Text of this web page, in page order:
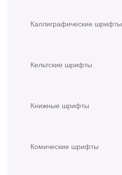
Каллиграфические шрифты
Кельтские шрифты
Книжные шрифты
Комические шрифты